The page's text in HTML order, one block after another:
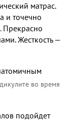
матрас.
и точечно
Прекрасно
Жесткость —
во время
подойдет